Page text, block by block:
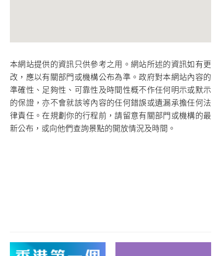
本網站提供的資訊只供參考之用。網站所述的資訊如有更
改，應以有關部門或機構公布為準。政府對本網站內容的
準確性、足夠性、可靠性及時間性概不作任何明示或默示
的保證，亦不會就該等內容的任何錯誤或遺漏承擔任何法
律責任。在規劃你的行程前，請留意有關部門或機構的最
新公布，或向他們查詢景點的開放情況及時間。